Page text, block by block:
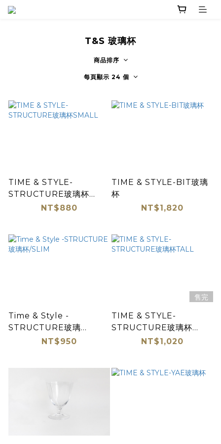
T&S 玻璃杯
商品排序
每頁顯示 24 個
TIME & STYLE-
STRUCTURE玻璃杯
NT$880
TIME & STYLE-BIT玻璃
杯
NT$1,820
Time & Style -
STRUCTURE玻璃
NT$950
售完
TIME & STYLE-
STRUCTURE玻璃杯
NT$1,020